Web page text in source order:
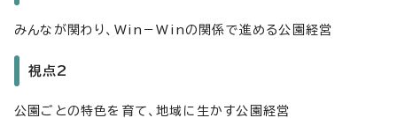
みんなが関わり、Win－Winの関係で進める公園経営
視点2
公園ごとの特色を育て、地域に生かす公園経営